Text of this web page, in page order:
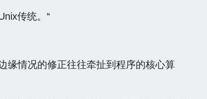
传统。“
缘情况的修正往往牵扯到程序的核心算